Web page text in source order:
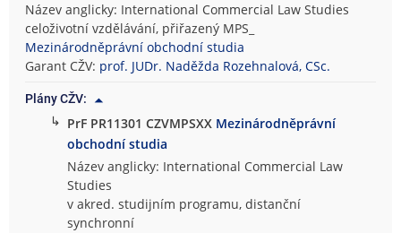
Název anglicky: International Commercial Law Studies
celoživotní vzdělávání, přiřazený MPS_
Mezinárodněprávní obchodní studia
Garant CŽV: prof. JUDr. Naděžda Rozehnalová, CSc.
Plány CŽV:
↳ PrF PR11301 CZVMPSXX Mezinárodněprávní
obchodní studia
Název anglicky: International Commercial Law
Studies
v akred. studijním programu, distanční
synchronní